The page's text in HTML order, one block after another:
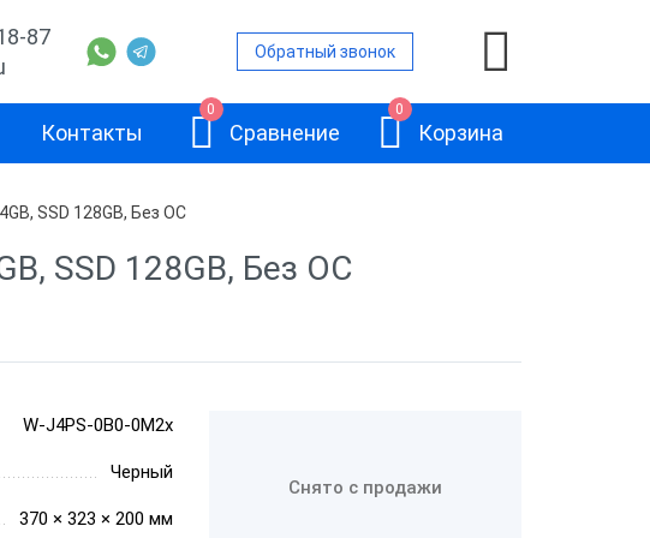
87
Обратный звонок
Контакты
0
Сравнение
0
Корзина
двумя экранами
SSD 128GB, Без ОС
SSD 128GB, Без ОС
W-J4PS-0B0-0M2x
Черный
370 × 323 × 200 мм
Снято с продажи